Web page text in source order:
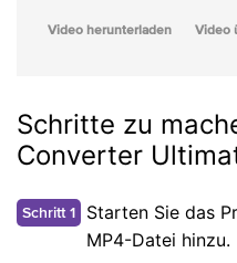
Video herunterladen Video
Schritte zu
Converter
Schritt 1
Starten Sie das
MP4-Datei hinzu.